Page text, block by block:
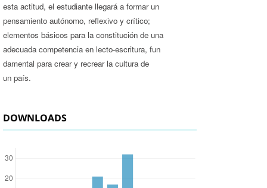
esta actitud, el estudiante llegará a formar un
pensamiento autónomo, reflexivo y crítico;
elementos básicos para la constitución de una
adecuada competencia en lecto-escritura, fun­
damental para crear y recrear la cultura de
un país.
DOWNLOADS